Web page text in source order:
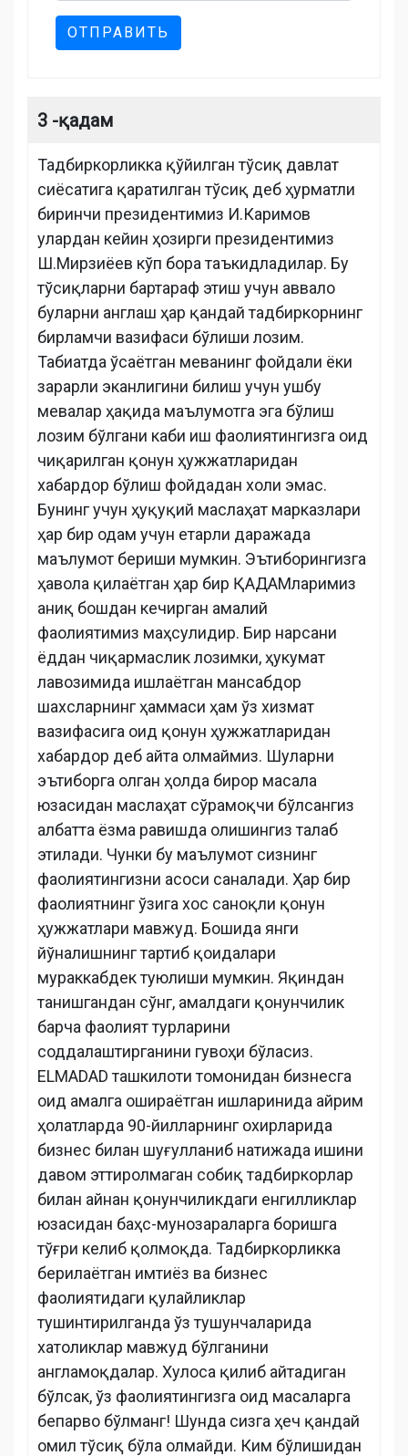
ОТПРАВИТЬ
3 -қадам
Тадбиркорликка қўйилган тўсиқ давлат
сиёсатига қаратилган тўсиқ деб ҳурматли
биринчи президентимиз И.Каримов
улардан кейин ҳозирги президентимиз
Ш.Мирзиёев кўп бора таъкидладилар. Бу
тўсиқларни бартараф этиш учун аввало
буларни англаш ҳар қандай тадбиркорнинг
бирламчи вазифаси бўлиши лозим.
Табиатда ўсаётган меванинг фойдали ёки
зарарли эканлигини билиш учун ушбу
мевалар ҳақида маълумотга эга бўлиш
лозим бўлгани каби иш фаолиятингизга оид
чиқарилган қонун ҳужжатларидан
хабардор бўлиш фойдадан холи эмас.
Бунинг учун ҳуқуқий маслаҳат марказлари
ҳар бир одам учун етарли даражада
маълумот бериши мумкин. Эътиборингизга
ҳавола қилаётган ҳар бир ҚАДАМларимиз
аниқ бошдан кечирган амалий
фаолиятимиз маҳсулидир. Бир нарсани
ёддан чиқармаслик лозимки, ҳукумат
лавозимида ишлаётган мансабдор
шахсларнинг ҳаммаси ҳам ўз хизмат
вазифасига оид қонун ҳужжатларидан
хабардор деб айта олмаймиз. Шуларни
эътиборга олган ҳолда бирор масала
юзасидан маслаҳат сўрамоқчи бўлсангиз
албатта ёзма равишда олишингиз талаб
этилади. Чунки бу маълумот сизнинг
фаолиятингизни асоси саналади. Ҳар бир
фаолиятнинг ўзига хос саноқли қонун
ҳужжатлари мавжуд. Бошида янги
йўналишнинг тартиб қоидалари
мураккабдек туюлиши мумкин. Яқиндан
танишгандан сўнг, амалдаги қонунчилик
барча фаолият турларини
соддалаштирганини гувоҳи бўласиз.
ELMADAD ташкилоти томонидан бизнесга
оид амалга ошираётган ишларинида айрим
ҳолатларда 90-йилларнинг охирларида
бизнес билан шуғулланиб натижада ишини
давом эттиролмаган собиқ тадбиркорлар
билан айнан қонунчиликдаги енгилликлар
юзасидан баҳс-мунозараларга боришга
тўғри келиб қолмоқда. Тадбиркорликка
берилаётган имтиёз ва бизнес
фаолиятидаги қулайликлар
тушинтирилганда ўз тушунчаларида
хатоликлар мавжуд бўлганини
англамоқдалар. Хулоса қилиб айтадиган
бўлсак, ўз фаолиятингизга оид масаларга
бепарво бўлманг! Шунда сизга ҳеч қандай
омил тўсиқ бўла олмайди. Ким бўлишидан